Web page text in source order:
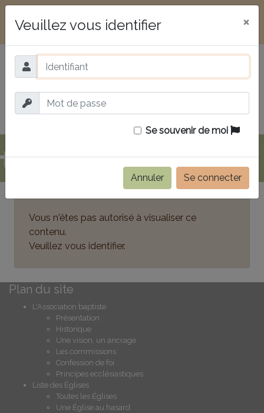
Veuillez vous identifier ×
Se souvenir de moi
Annuler Se connecter
Commissions Contact
Vous naviguez sur ce site en mode public. Pour
accéder à l'ensemble des données,
veuillez vous identifier. ×
Vous n'êtes pas autorisé à visualiser ce
contenu.
Veuillez vous identifier.
Plan du site
L'Association baptiste
Présentation
Historique
Une vision, un ancrage
Les commissions
Confession de foi
Principes ecclésiastiques
Liste des Églises
Toutes les Églises
Une Église au hasard